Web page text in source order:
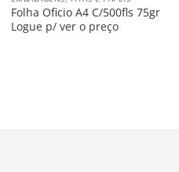
Folha Oficio A4 C/500fls 75gr
Logue p/ ver o preço